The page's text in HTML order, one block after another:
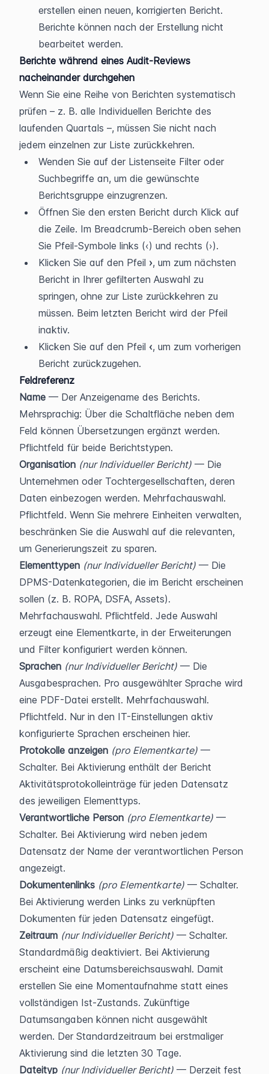
erstellen einen neuen, korrigierten Bericht.
Berichte können nach der Erstellung nicht
bearbeitet werden.
Berichte während eines Audit-Reviews
nacheinander durchgehen
Wenn Sie eine Reihe von Berichten systematisch
prüfen – z. B. alle Individuellen Berichte des
laufenden Quartals –, müssen Sie nicht nach
jedem einzelnen zur Liste zurückkehren.
Wenden Sie auf der Listenseite Filter oder
Suchbegriffe an, um die gewünschte
Berichtsgruppe einzugrenzen.
Öffnen Sie den ersten Bericht durch Klick auf
die Zeile. Im Breadcrumb-Bereich oben sehen
Sie Pfeil-Symbole links (‹) und rechts (›).
Klicken Sie auf den Pfeil ›, um zum nächsten
Bericht in Ihrer gefilterten Auswahl zu
springen, ohne zur Liste zurückkehren zu
müssen. Beim letzten Bericht wird der Pfeil
inaktiv.
Klicken Sie auf den Pfeil ‹, um zum vorherigen
Bericht zurückzugehen.
Feldreferenz
Name — Der Anzeigename des Berichts.
Mehrsprachig: Über die Schaltfläche neben dem
Feld können Übersetzungen ergänzt werden.
Pflichtfeld für beide Berichtstypen.
Organisation (nur Individueller Bericht) — Die
Unternehmen oder Tochtergesellschaften, deren
Daten einbezogen werden. Mehrfachauswahl.
Pflichtfeld. Wenn Sie mehrere Einheiten verwalten,
beschränken Sie die Auswahl auf die relevanten,
um Generierungszeit zu sparen.
Elementtypen (nur Individueller Bericht) — Die
DPMS-Datenkategorien, die im Bericht erscheinen
sollen (z. B. ROPA, DSFA, Assets).
Mehrfachauswahl. Pflichtfeld. Jede Auswahl
erzeugt eine Elementkarte, in der Erweiterungen
und Filter konfiguriert werden können.
Sprachen (nur Individueller Bericht) — Die
Ausgabesprachen. Pro ausgewählter Sprache wird
eine PDF-Datei erstellt. Mehrfachauswahl.
Pflichtfeld. Nur in den IT-Einstellungen aktiv
konfigurierte Sprachen erscheinen hier.
Protokolle anzeigen (pro Elementkarte) —
Schalter. Bei Aktivierung enthält der Bericht
Aktivitätsprotokolleinträge für jeden Datensatz
des jeweiligen Elementtyps.
Verantwortliche Person (pro Elementkarte) —
Schalter. Bei Aktivierung wird neben jedem
Datensatz der Name der verantwortlichen Person
angezeigt.
Dokumentenlinks (pro Elementkarte) — Schalter.
Bei Aktivierung werden Links zu verknüpften
Dokumenten für jeden Datensatz eingefügt.
Zeitraum (nur Individueller Bericht) — Schalter.
Standardmäßig deaktiviert. Bei Aktivierung
erscheint eine Datumsbereichsauswahl. Damit
erstellen Sie eine Momentaufnahme statt eines
vollständigen Ist-Zustands. Zukünftige
Datumsangaben können nicht ausgewählt
werden. Der Standardzeitraum bei erstmaliger
Aktivierung sind die letzten 30 Tage.
Dateityp (nur Individueller Bericht) — Derzeit fest